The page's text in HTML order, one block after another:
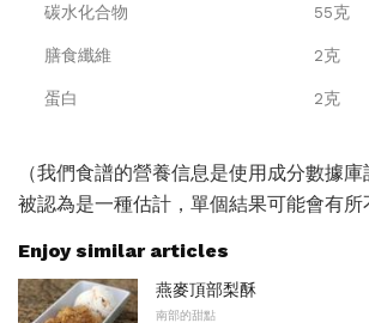
碳水化合物 55克
膳食纖維 2克
蛋白 2克
（我們食譜的營養信息是使用成分數據
被認為是一種估計，單個結果可能會有所
Enjoy similar articles
燕麥頂部梨酥
南部的甜點